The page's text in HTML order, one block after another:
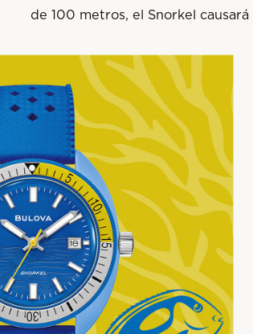
de 100 metros, el Snorkel